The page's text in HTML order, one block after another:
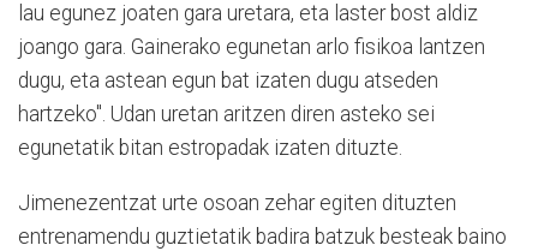
lau egunez joaten gara uretara, eta laster bost aldiz
joango gara. Gainerako egunetan arlo fisikoa lantzen
dugu, eta astean egun bat izaten dugu atseden
hartzeko". Udan uretan aritzen diren asteko sei
egunetatik bitan estropadak izaten dituzte.
Jimenezentzat urte osoan zehar egiten dituzten
entrenamendu guztietatik badira batzuk besteak baino